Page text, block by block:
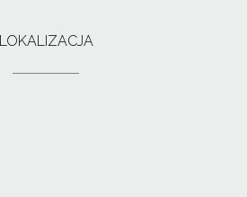
LOKALIZACJA